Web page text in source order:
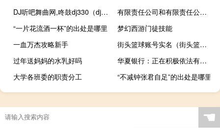
DJ听吧舞曲网,咚鼓dj330（dj听吧舞曲网）
有限责任公司和有限责任公司(自然人独资)有什么区别？
“一片花流酒一杯”的出处是哪里
梦幻西游门徒技能
一血万杰攻略新手
街头篮球账号实名（街头篮球帐号注册）
过年送妈妈的水乳好吗
华夏银行：正在积极依法有序开展存量首套个人住房贷款利率调整工作
大学各班委的职责分工
“不减钟张君自足”的出处是哪里
☚